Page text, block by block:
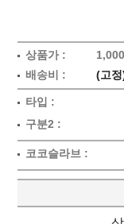
상품가 :
배송비 : (고정
타입 :
구분2 :
코코슬라브 :